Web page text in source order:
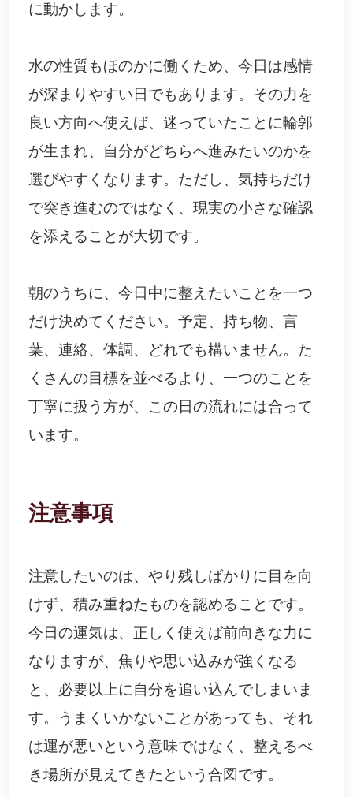
に動かします。
水の性質もほのかに働くため、今日は感情
が深まりやすい日でもあります。その力を
良い方向へ使えば、迷っていたことに輪郭
が生まれ、自分がどちらへ進みたいのかを
選びやすくなります。ただし、気持ちだけ
で突き進むのではなく、現実の小さな確認
を添えることが大切です。
朝のうちに、今日中に整えたいことを一つ
だけ決めてください。予定、持ち物、言
葉、連絡、体調、どれでも構いません。た
くさんの目標を並べるより、一つのことを
丁寧に扱う方が、この日の流れには合って
います。
注意事項
注意したいのは、やり残しばかりに目を向
けず、積み重ねたものを認めることです。
今日の運気は、正しく使えば前向きな力に
なりますが、焦りや思い込みが強くなる
と、必要以上に自分を追い込んでしまいま
す。うまくいかないことがあっても、それ
は運が悪いという意味ではなく、整えるべ
き場所が見えてきたという合図です。